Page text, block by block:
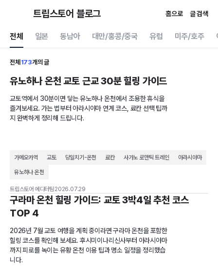
트립스토어 블로그 홈으로 글 검색
전체 일본 동남아 대만/홍콩/중국 유럽 미주/호주
전체 173개의 글
유노하나 온천 교토 근교 30분 힐링 가이드
교토역에서 30분이면 닿는 유노하나 온천에서 조용한 휴식을
즐겨보세요. 가는 법부터 아라시야마 연계 코스, 료칸 선택 팁까
지 완벽하게 정리해 드립니다.
가메오카역 교토 당일치기-온천 료칸 사가노 로맨틱 트레인 아라시야마
유노하나 온천
트립스토어 에디터팀 2026.07.29
구라마 온천 힐링 가이드: 교토 3박4일 추천 코스
TOP 4
2026년 7월 교토 여행을 계획 중이라면 구라마 온천을 포함한
힐링 코스를 확인해 보세요. 후시미이나리신사부터 아라시야마
까지 피로를 녹이는 유황 온천 이용 팁과 명소 일정을 정리했습
니다.